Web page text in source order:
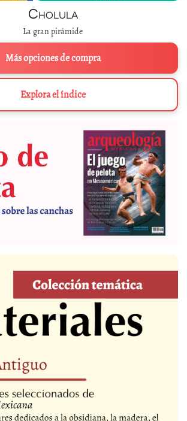
Cholula
La gran pirámide
Más opciones de compra
Explora el índice